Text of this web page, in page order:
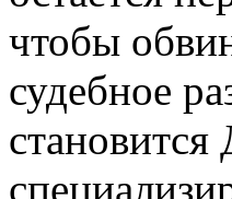
чтобы
судебное